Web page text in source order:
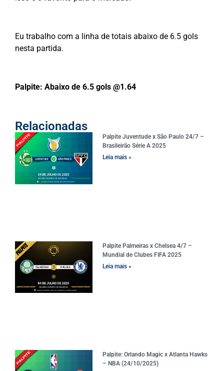
Eu trabalho com a linha de totais abaixo de 6.5 gols
nesta partida.
Palpite: Abaixo de 6.5 gols @1.64
Relacionadas
Palpite Juventude x São Paulo 24/7 –
Brasileirão Série A 2025
Leia mais »
Palpite Palmeiras x Chelsea 4/7 –
Mundial de Clubes FIFA 2025
Leia mais »
Palpite: Orlando Magic x Atlanta Hawks
– NBA (24/10/2025)